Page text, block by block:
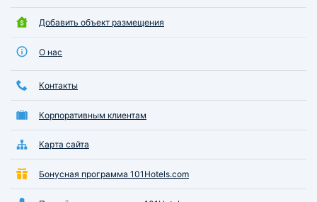
Добавить объект размещения
О нас
Контакты
Корпоративным клиентам
Карта сайта
Бонусная программа 101Hotels.com